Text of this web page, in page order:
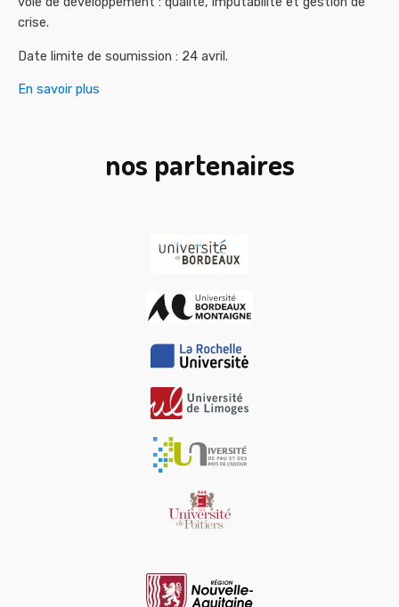
crise.
Date limite de soumission : 24 avril.
En savoir plus
nos partenaires